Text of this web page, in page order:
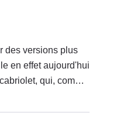
des versions plus
en effet aujourd'hui
qui, comme
plus grosses